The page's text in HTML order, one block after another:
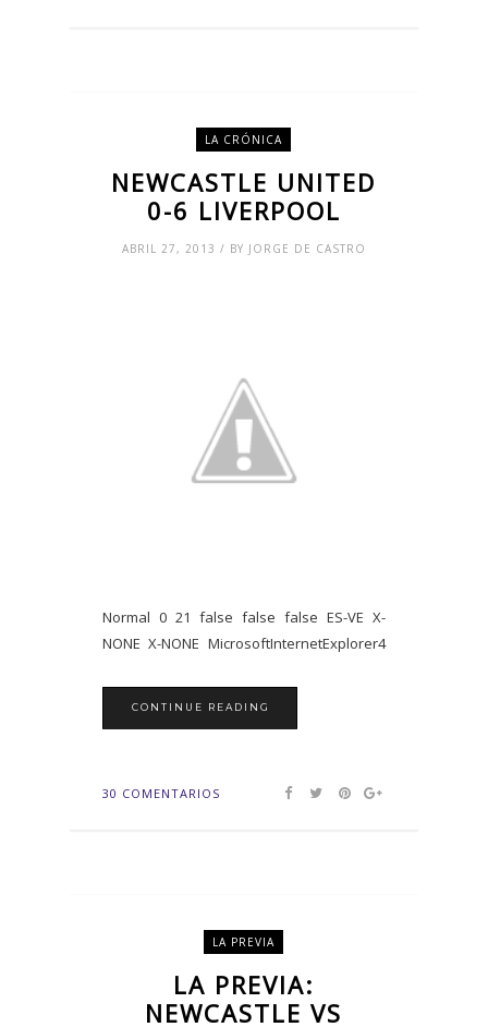
LA CRÓNICA
NEWCASTLE UNITED
0-6 LIVERPOOL
ABRIL 27, 2013 / BY JORGE DE CASTRO
Normal 0 21 false false false ES-VE X-
NONE X-NONE MicrosoftInternetExplorer4
CONTINUE READING
30 COMENTARIOS
LA PREVIA
LA PREVIA:
NEWCASTLE VS